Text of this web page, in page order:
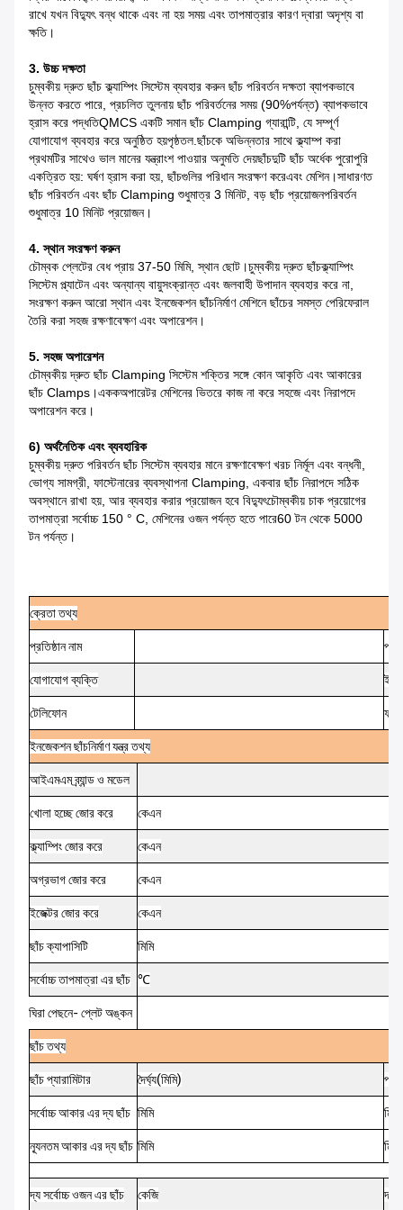
রাখে যখন বিদ্যুৎ বন্ধ থাকে এবং না হয় সময় এবং তাপমাত্রার কারণ দ্বারা অদৃশ্য বা
ক্ষতি।
3. উচ্চ দক্ষতা
চুম্বকীয় দ্রুত ছাঁচ ক্ল্যাম্পিং সিস্টেম ব্যবহার করুন ছাঁচ পরিবর্তন দক্ষতা ব্যাপকভাবে
উন্নত করতে পারে, প্রচলিত তুলনায় ছাঁচ পরিবর্তনের সময় (90%পর্যন্ত) ব্যাপকভাবে
হ্রাস করে পদ্ধতিQMCS একটি সমান ছাঁচ Clamping গ্যারান্টি, যে সম্পূর্ণ
যোগাযোগ ব্যবহার করে অনুষ্ঠিত হয়পৃষ্ঠতল.ছাঁচকে অভিন্নতার সাথে ক্ল্যাম্প করা
প্রথমটির সাথেও ভাল মানের যন্ত্রাংশ পাওয়ার অনুমতি দেয়ছাঁচদুটি ছাঁচ অর্ধেক পুরোপুরি
একত্রিত হয়: ঘর্ষণ হ্রাস করা হয়, ছাঁচগুলির পরিধান সংরক্ষণ করেএবং মেশিন।সাধারণত
ছাঁচ পরিবর্তন এবং ছাঁচ Clamping শুধুমাত্র 3 মিনিট, বড় ছাঁচ প্রয়োজনপরিবর্তন
শুধুমাত্র 10 মিনিট প্রয়োজন।
4. স্থান সংরক্ষণ করুন
চৌম্বক প্লেটের বেধ প্রায় 37-50 মিমি, স্থান ছোট।চুম্বকীয় দ্রুত ছাঁচক্ল্যাম্পিং
সিস্টেম প্ল্যাটেন এবং অন্যান্য বায়ুসংক্রান্ত এবং জলবাহী উপাদান ব্যবহার করে না,
সংরক্ষণ করুনআরো স্থান এবং ইনজেকশন ছাঁচনির্মাণ মেশিনে ছাঁচের সমস্ত পেরিফেরাল
তৈরি করা সহজরক্ষণাবেক্ষণ এবং অপারেশন।
5. সহজ অপারেশন
চৌম্বকীয় দ্রুত ছাঁচ Clamping সিস্টেম শক্তির সঙ্গে কোন আকৃতি এবং আকারের
ছাঁচ Clamps।এককঅপারেটর মেশিনের ভিতরে কাজ না করে সহজে এবং নিরাপদে
অপারেশন করে।
6) অর্থনৈতিক এবং ব্যবহারিক
চুম্বকীয় দ্রুত পরিবর্তন ছাঁচ সিস্টেম ব্যবহার মানে রক্ষণাবেক্ষণ খরচ নির্মূল এবং বন্ধনী,
ভোগ্য সামগ্রী, ফাস্টেনারের ব্যবস্থাপনা Clamping, একবার ছাঁচ নিরাপদে সঠিক
অবস্থানে রাখা হয়, আর ব্যবহার করার প্রয়োজন হবে বিদ্যুৎচৌম্বকীয় চাক প্রয়োগের
তাপমাত্রা সর্বোচ্চ 150 ° C, মেশিনের ওজন পর্যন্ত হতে পারে60 টন থেকে 5000
টন পর্যন্ত।
ক্রেতাতথ্য
প্রতিষ্ঠাননাম
যোগাযোগব্যক্তি ই-
টেলিফোন
ইনজেকশনছাঁচনির্মাণযন্ত্রতথ্য
আইএমএমব্র্যান্ড ও মডেল
খোলা হচ্ছেজোর করে কেএন
ক্ল্যাম্পিংজোর করে কেএন
অগ্রভাগজোর করে কেএন
ইজেক্টরজোর করে কেএন
ছাঁচক্যাপাসিটি মিমি
সর্বোচ্চতাপমাত্রাএরছাঁচ ℃
ঘিরাপেছনে-প্লেটঅঙ্কন
ছাঁচতথ্য
ছাঁচপ্যারামিটার দৈর্ঘ্য(মিমি)
সর্বোচ্চআকারএরদ্যছাঁচ মিমি মিমি
ন্যূনতমআকারএরদ্যছাঁচ মিমি মিমি
দ্যসর্বোচ্চওজনএরছাঁচ কেজি দ্য